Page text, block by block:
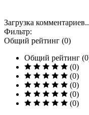
Загрузка
Фильтр:
Общий рейтинг (0)
Общий рейтинг
(0)
(0)
(0)
(0)
(0)